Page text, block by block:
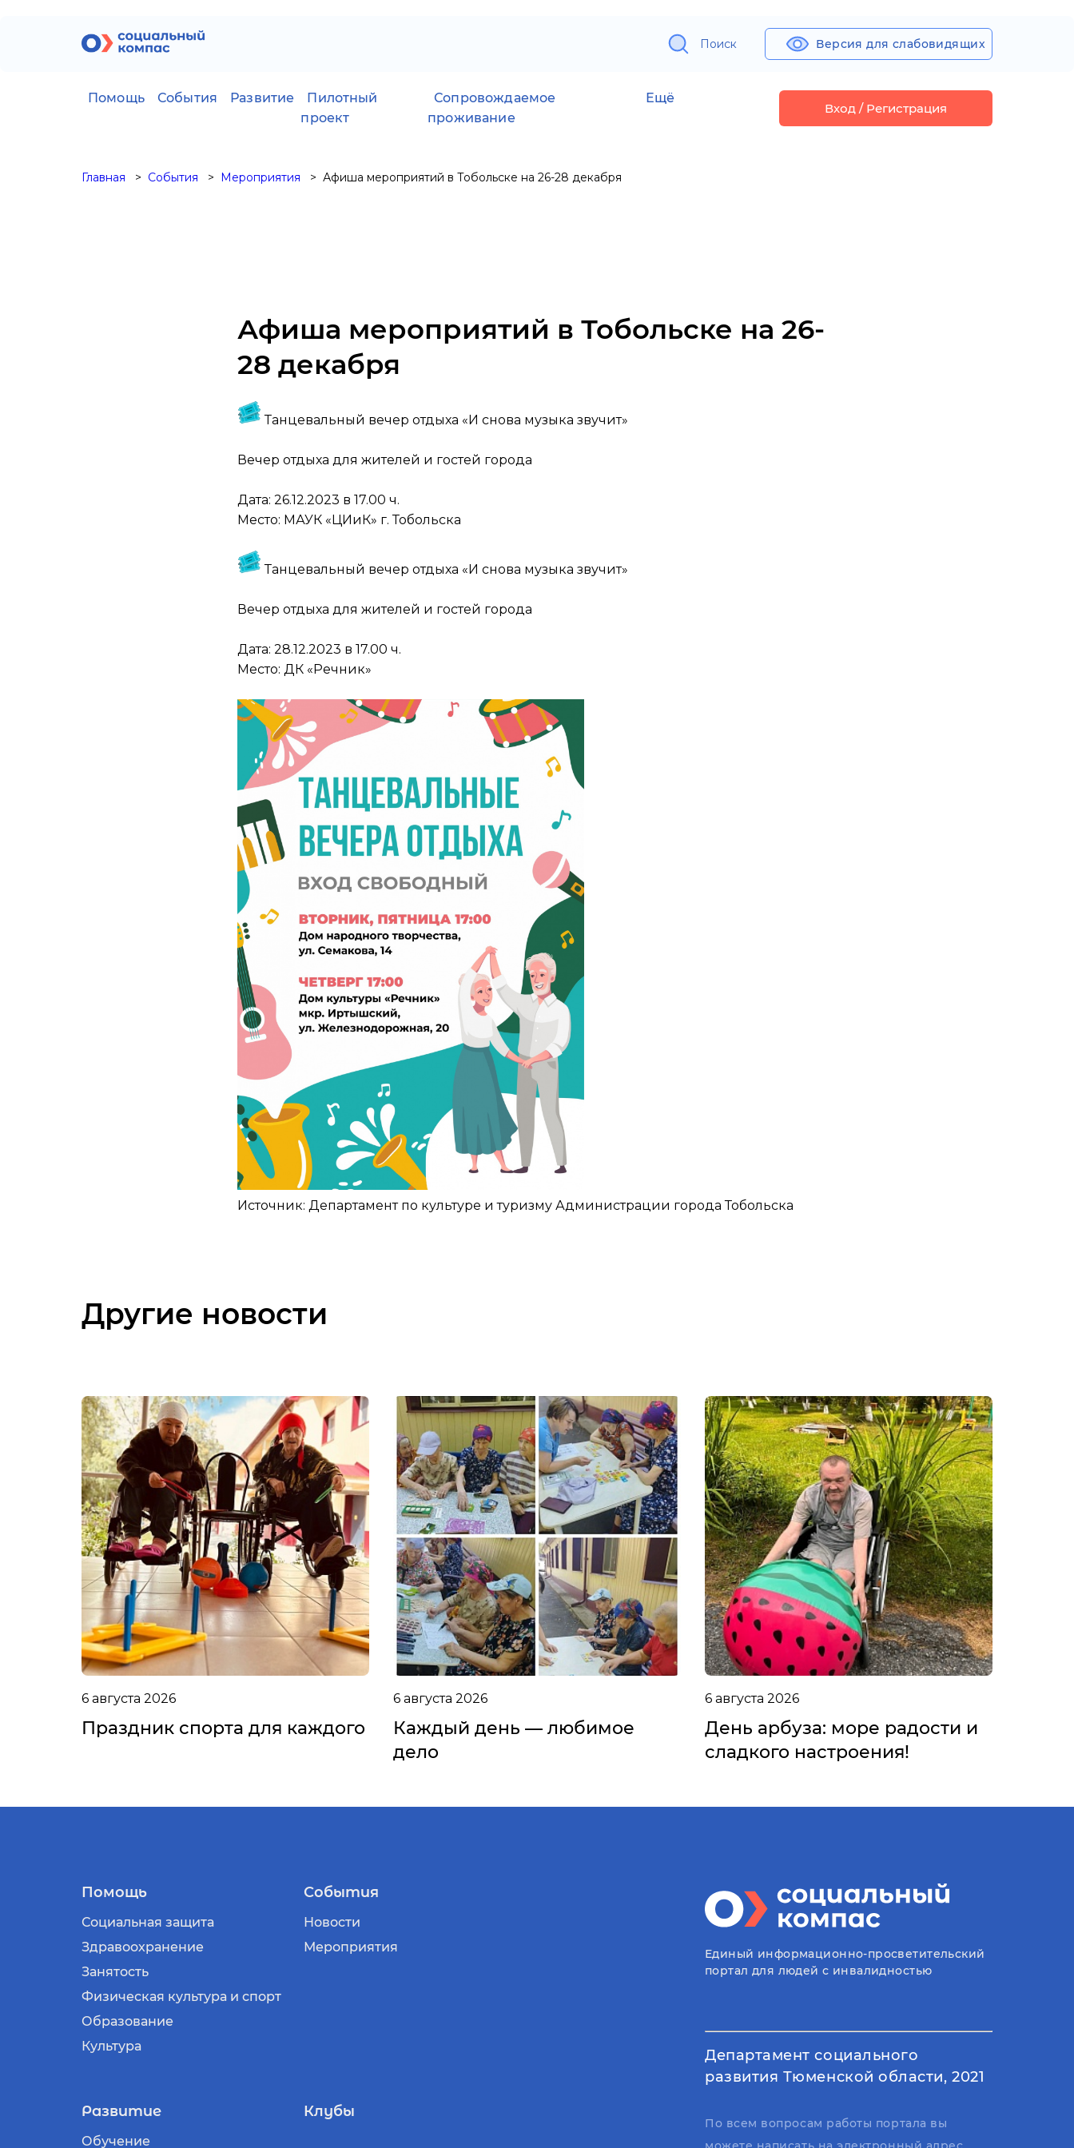
Поиск Версия для слабовидящих
Помощь События Развитие
Пилотный
проект
Сопровождаемое
проживание
Ещё
Вход / Регистрация
Главная События Мероприятия Афиша мероприятий в Тобольске на 26-28 декабря
Афиша мероприятий в Тобольске на 26-
28 декабря
Танцевальный вечер отдыха «И снова музыка звучит»
Вечер отдыха для жителей и гостей города
Дата: 26.12.2023 в 17.00 ч.
Место: МАУК «ЦИиК» г. Тобольска
Танцевальный вечер отдыха «И снова музыка звучит»
Вечер отдыха для жителей и гостей города
Дата: 28.12.2023 в 17.00 ч.
Место: ДК «Речник»
Источник: Департамент по культуре и туризму Администрации города Тобольска
Другие новости
6 августа 2026
Праздник спорта для каждого
6 августа 2026
Каждый день — любимое
дело
6 августа 2026
День арбуза: море радости и
сладкого настроения!
Помощь
Социальная защита
Здравоохранение
Занятость
Физическая культура и спорт
Образование
Культура
События
Новости
Мероприятия
Развитие
Обучение
Клубы
Единый информационно-просветительский
портал для людей с инвалидностью
Департамент социального
развития Тюменской области, 2021
По всем вопросам работы портала вы